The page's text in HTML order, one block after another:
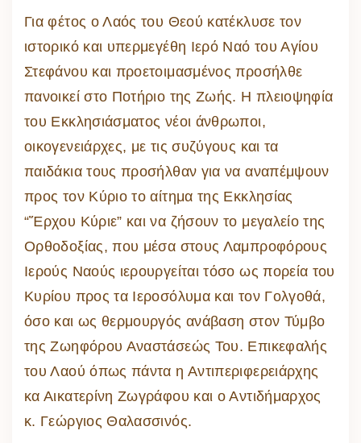
Για φέτος ο Λαός του Θεού κατέκλυσε τον
ιστορικό και υπερμεγέθη Ιερό Ναό του Αγίου
Στεφάνου και προετοιμασμένος προσήλθε
πανοικεί στο Ποτήριο της Ζωής. Η πλειοψηφία
του Εκκλησιάσματος νέοι άνθρωποι,
οικογενειάρχες, με τις συζύγους και τα
παιδάκια τους προσήλθαν για να αναπέμψουν
προς τον Κύριο το αίτημα της Εκκλησίας
“Ἔρχου Κύριε” και να ζήσουν το μεγαλείο της
Ορθοδοξίας, που μέσα στους Λαμπροφόρους
Ιερούς Ναούς ιερουργείται τόσο ως πορεία του
Κυρίου προς τα Ιεροσόλυμα και τον Γολγοθά,
όσο και ως θερμουργός ανάβαση στον Τύμβο
της Ζωηφόρου Αναστάσεώς Του. Επικεφαλής
του Λαού όπως πάντα η Αντιπεριφερειάρχης
κα Αικατερίνη Ζωγράφου και ο Αντιδήμαρχος
κ. Γεώργιος Θαλασσινός.